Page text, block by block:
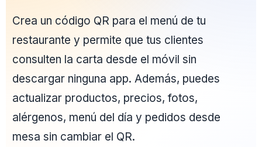
Crea un código QR para el menú de tu
restaurante y permite que tus clientes
consulten la carta desde el móvil sin
descargar ninguna app. Además, puedes
actualizar productos, precios, fotos,
alérgenos, menú del día y pedidos desde
mesa sin cambiar el QR.